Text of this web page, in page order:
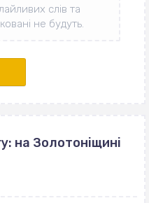
на Золотоніщині